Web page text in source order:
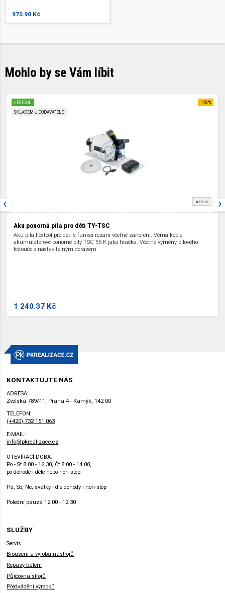
a vrtáky.
970.90 Kč
Mohlo by se Vám líbit
SKLADEM U DODAVATELE
FESTOOL -15%
577938
Aku ponorná pila pro děti TY-TSC
Aku pila Festool pro děti s funkcí řezání včetně zanoření. Věrná kopie
akumulátorové ponorné pily TSC 55 K jako hračka. Včetně výměny pilového
kotouče s nastavitelným dorazem.
1 240.37 Kč
‹ ›
KONTAKTUJTE NÁS
ADRESA:
Zvolská 789/11, Praha 4 - Kamýk, 142 00
TELEFON:
(+420) 732 151 063
E-MAIL:
info@pkrealizace.cz
OTEVÍRACÍ DOBA:
Po - St 8:00 - 16:30, Čt 8:00 - 14:00,
po dohodě i déle nebo non-stop
Pá, So, Ne, svátky - dle dohody i non-stop
Polední pauza 12:00 - 12:30
SLUŽBY
Servis
Broušení a výroba nástrojů
Repasy baterií
Půjčovna strojů
Předvádění výrobků